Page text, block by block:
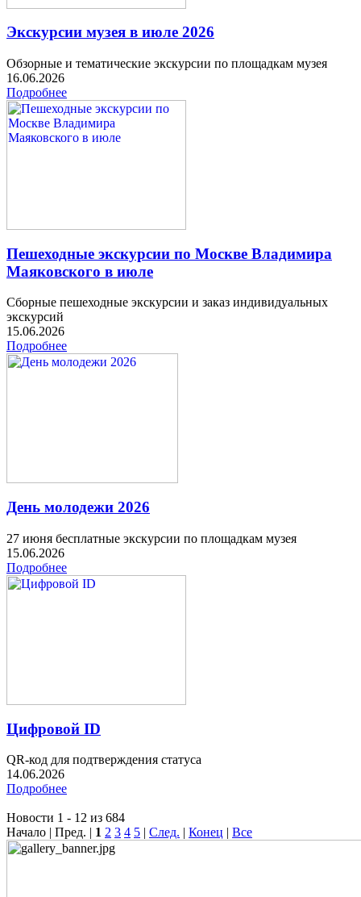
Экскурсии музея в июле 2026
Обзорные и тематические экскурсии по площадкам музея
16.06.2026
Подробнее
Пешеходные экскурсии по Москве Владимира
Маяковского в июле
Сборные пешеходные экскурсии и заказ индивидуальных
экскурсий
15.06.2026
Подробнее
День молодежи 2026
27 июня бесплатные экскурсии по площадкам музея
15.06.2026
Подробнее
Цифровой ID
QR-код для подтверждения статуса
14.06.2026
Подробнее
Новости 1 - 12 из 684
Начало | Пред. | 1 2 3 4 5 | След. | Конец | Все